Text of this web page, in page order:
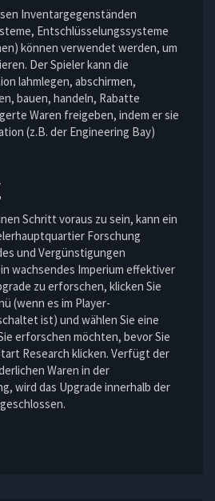
Inventargegenständen
Entschlüsselungssysteme
können verwendet werden, um
Der Spieler kann die
lahmlegen, abschirmen,
bauen, handeln, Rabatte
Waren freigeben, indem er sie
(z.B. der Engineering Bay)
Schritt voraus zu sein, kann ein
Forschung
und Vergünstigungen
wachsendes Imperium effektiver
zu erforschen, klicken Sie
(wenn es im Player-
ist) und wählen Sie eine
erforschen möchten, bevor Sie
Research klicken. Verfügt der
Waren in der
wird das Upgrade innerhalb der